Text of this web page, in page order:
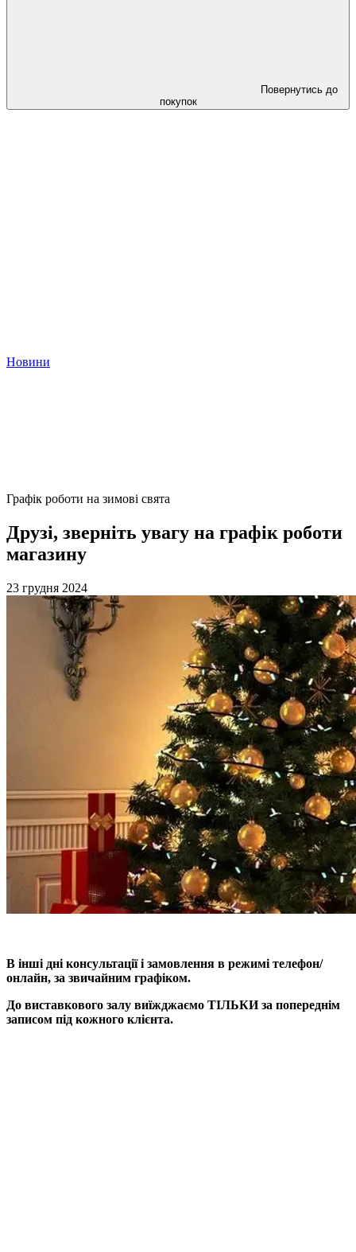
Повернутись до
покупок
Новини
Графік роботи на зимові свята
Друзі, зверніть увагу на графік роботи
магазину
23 грудня 2024
В інші дні консультації і замовлення в режимі телефон/
онлайн, за звичайним графіком.
До виставкового залу виїжджаємо ТІЛЬКИ за попереднім
записом під кожного клієнта.